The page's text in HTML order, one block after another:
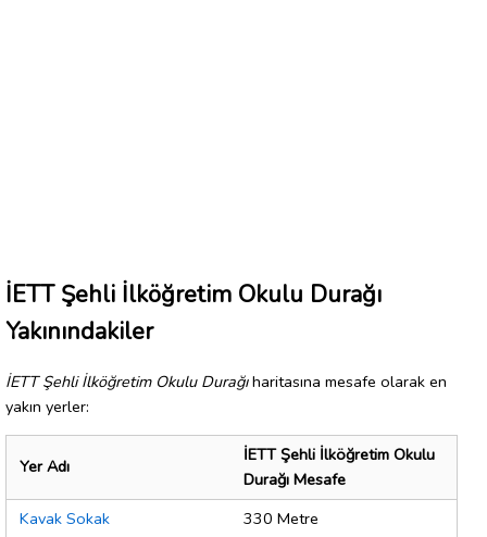
İETT Şehli İlköğretim Okulu Durağı
Yakınındakiler
İETT Şehli İlköğretim Okulu Durağıharitasına mesafe olarak en
yakın yerler:
Yer Adı
İETT Şehli İlköğretim Okulu
Durağı Mesafe
Kavak Sokak
330 Metre